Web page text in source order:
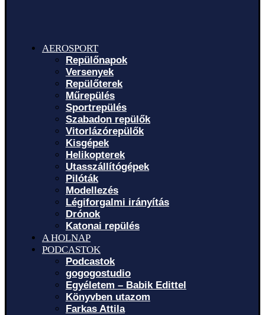
AEROSPORT
Repülőnapok
Versenyek
Repülőterek
Műrepülés
Sportrepülés
Szabadon repülők
Vitorlázórepülők
Kisgépek
Helikopterek
Utasszállítógépek
Pilóták
Modellezés
Légiforgalmi irányítás
Drónok
Katonai repülés
A HOLNAP
PODCASTOK
Podcastok
gogogostudio
Egyéletem – Babik Edittel
Könyvben utazom
Farkas Attila